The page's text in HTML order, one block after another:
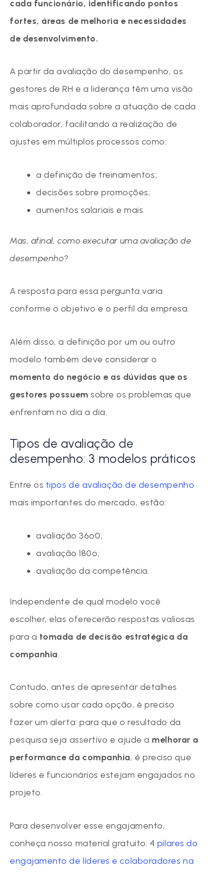
cada funcionário, identificando pontos
fortes, áreas de melhoria e necessidades
de desenvolvimento.
A partir da avaliação do desempenho, os
gestores de RH e a liderança têm uma visão
mais aprofundada sobre a atuação de cada
colaborador, facilitando a realização de
ajustes em múltiplos processos como:
a definição de treinamentos;
decisões sobre promoções;
aumentos salariais e mais.
Mas, afinal, como executar uma avaliação de
desempenho?
A resposta para essa pergunta varia
conforme o objetivo e o perfil da empresa.
Além disso, a definição por um ou outro
modelo também deve considerar o
momento do negócio e as dúvidas que os
gestores possuem sobre os problemas que
enfrentam no dia a dia.
Tipos de avaliação de
desempenho: 3 modelos práticos
Entre os tipos de avaliação de desempenho
mais importantes do mercado, estão:
avaliação 36º0;
avaliação 180º;
avaliação da competência.
Independente de qual modelo você
escolher, elas oferecerão respostas valiosas
para a tomada de decisão estratégica da
companhia.
Contudo, antes de apresentar detalhes
sobre como usar cada opção, é preciso
fazer um alerta: para que o resultado da
pesquisa seja assertivo e ajude a melhorar a
performance da companhia, é preciso que
líderes e funcionários estejam engajados no
projeto.
Para desenvolver esse engajamento,
conheça nosso material gratuito: 4 pilares do
engajamento de líderes e colaboradores na